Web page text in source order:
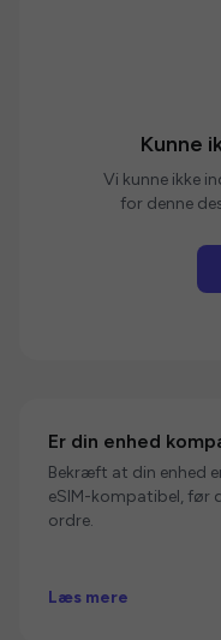
Kunne
Vi kunne ikke
for denne
Er din enhed
Bekræft at din enhed
eSIM-kompatibel, før
ordre.
Læs mere